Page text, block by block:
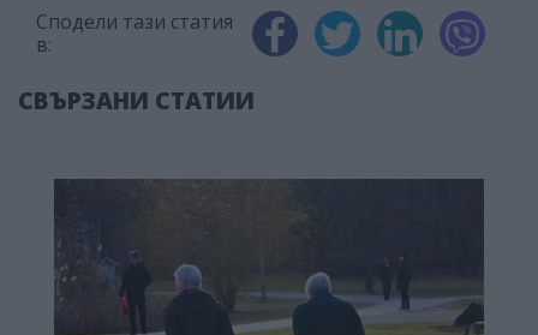
Сподели тази статия
в:
СВЪРЗАНИ СТАТИИ